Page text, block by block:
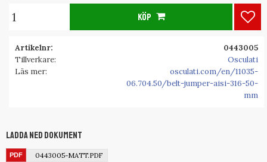
KÖP
Artikelnr
0443005
Tillverkare
Osculati
Läs mer
osculati.com/en/11035-
06.704.50/belt-jumper-aisi-316-50-
mm
Ladda ned dokument
0443005-MATT.PDF